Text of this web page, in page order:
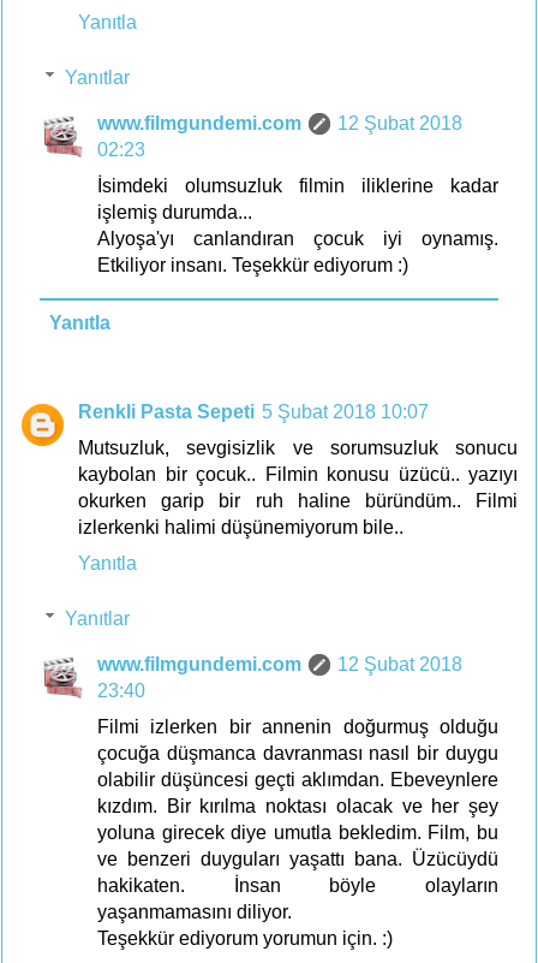
Yanıtla
Yanıtlar
www.filmgundemi.com
12 Şubat 2018
02:23
İsimdeki olumsuzluk filmin iliklerine kadar
işlemiş durumda...
Alyoşa'yı canlandıran çocuk iyi oynamış.
Etkiliyor insanı. Teşekkür ediyorum :)
Yanıtla
Renkli Pasta Sepeti 5 Şubat 2018 10:07
Mutsuzluk, sevgisizlik ve sorumsuzluk sonucu
kaybolan bir çocuk.. Filmin konusu üzücü.. yazıyı
okurken garip bir ruh haline büründüm.. Filmi
izlerkenki halimi düşünemiyorum bile..
Yanıtla
Yanıtlar
www.filmgundemi.com
12 Şubat 2018
23:40
Filmi izlerken bir annenin doğurmuş olduğu
çocuğa düşmanca davranması nasıl bir duygu
olabilir düşüncesi geçti aklımdan. Ebeveynlere
kızdım. Bir kırılma noktası olacak ve her şey
yoluna girecek diye umutla bekledim. Film, bu
ve benzeri duyguları yaşattı bana. Üzücüydü
hakikaten. İnsan böyle olayların
yaşanmamasını diliyor.
Teşekkür ediyorum yorumun için. :)